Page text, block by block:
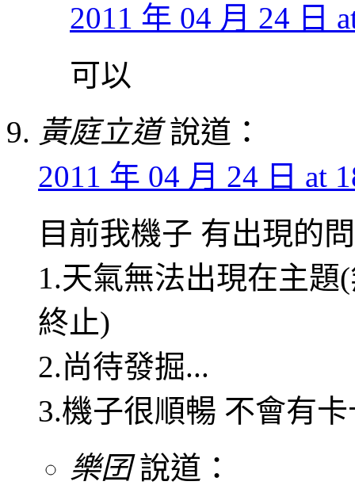
2011 年 04 月 24 日
可以
黃庭立道 說道：
2011 年 04 月 24 日 at
目前我機子 有出現的
1.天氣無法出現在主
終止)
2.尚待發掘...
3.機子很順暢 不會有
樂囝 說道：